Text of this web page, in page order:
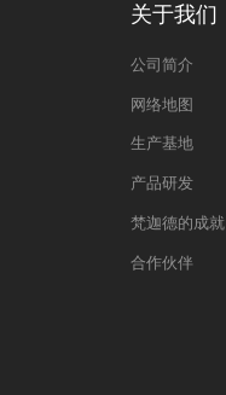
关于我们
公司简介
网络地图
生产基地
产品研发
梵迦德的成就
合作伙伴